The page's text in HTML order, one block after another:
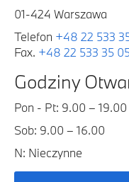
01-424 Warszawa
Telefon +48 22 533
Fax. +48 22 533 35
Godziny
Pon - Pt: 9.00 – 19.00
Sob: 9.00 – 16.00
N: Nieczynne